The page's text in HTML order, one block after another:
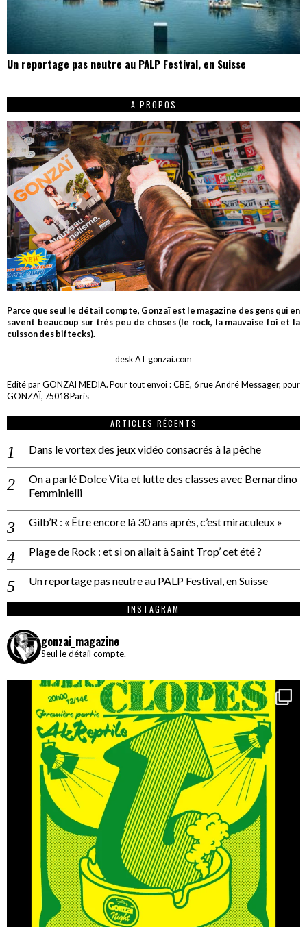
Un reportage pas neutre au PALP Festival, en Suisse
A PROPOS
Parce que seul le détail compte, Gonzaï est le magazine des gens qui en
savent beaucoup sur très peu de choses (le rock, la mauvaise foi et la
cuisson des biftecks).
desk AT gonzai.com
Edité par GONZAÏ MEDIA. Pour tout envoi : CBE, 6 rue André Messager, pour
GONZAÏ, 75018 Paris
ARTICLES RÉCENTS
Dans le vortex des jeux vidéo consacrés à la pêche
On a parlé Dolce Vita et lutte des classes avec Bernardino
Femminielli
Gilb’R : « Être encore là 30 ans après, c’est miraculeux »
Plage de Rock : et si on allait à Saint Trop’ cet été ?
Un reportage pas neutre au PALP Festival, en Suisse
INSTAGRAM
gonzai_magazine
Seul le détail compte.